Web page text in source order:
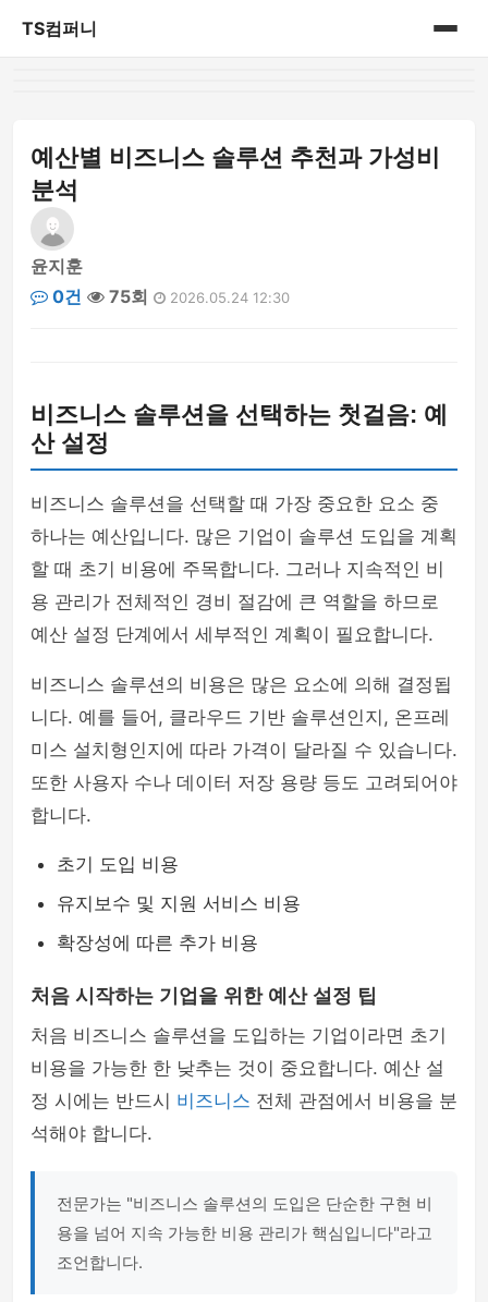
TS컴퍼니
예산별 비즈니스 솔루션 추천과 가성비
분석
윤지훈
0건
75회 2026.05.24 12:30
비즈니스 솔루션을 선택하는 첫걸음: 예
산 설정
비즈니스 솔루션을 선택할 때 가장 중요한 요소 중
하나는 예산입니다. 많은 기업이 솔루션 도입을 계획
할 때 초기 비용에 주목합니다. 그러나 지속적인 비
용 관리가 전체적인 경비 절감에 큰 역할을 하므로
예산 설정 단계에서 세부적인 계획이 필요합니다.
비즈니스 솔루션의 비용은 많은 요소에 의해 결정됩
니다. 예를 들어, 클라우드 기반 솔루션인지, 온프레
미스 설치형인지에 따라 가격이 달라질 수 있습니다.
또한 사용자 수나 데이터 저장 용량 등도 고려되어야
합니다.
초기 도입 비용
유지보수 및 지원 서비스 비용
확장성에 따른 추가 비용
처음 시작하는 기업을 위한 예산 설정 팁
처음 비즈니스 솔루션을 도입하는 기업이라면 초기
비용을 가능한 한 낮추는 것이 중요합니다. 예산 설
정 시에는 반드시 비즈니스 전체 관점에서 비용을 분
석해야 합니다.
전문가는 "비즈니스 솔루션의 도입은 단순한 구현 비
용을 넘어 지속 가능한 비용 관리가 핵심입니다"라고
조언합니다.